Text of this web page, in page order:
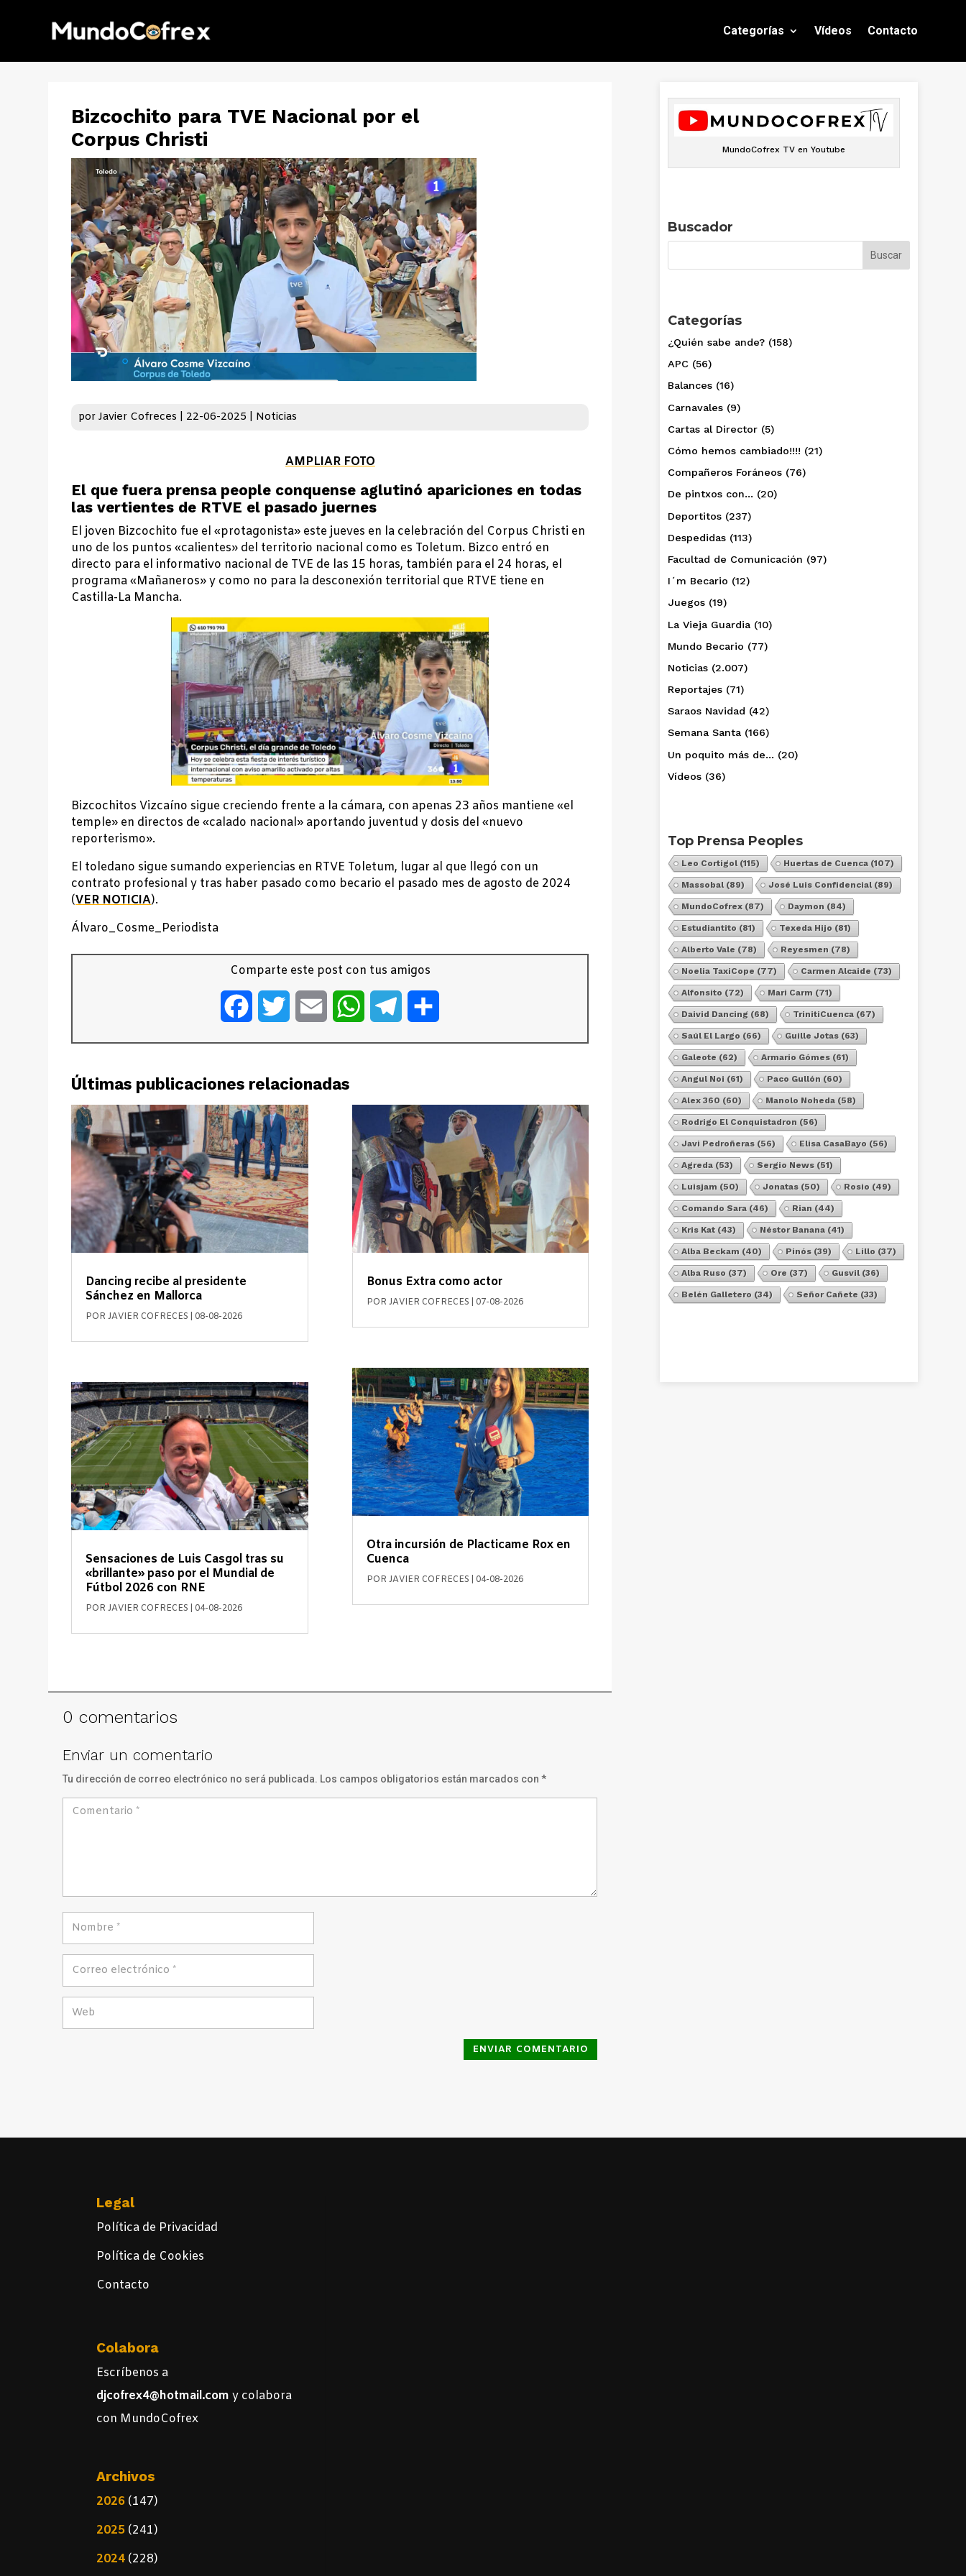
Categorías Vídeos Contacto
Bizcochito para TVE Nacional por el
Corpus Christi
porJavier Cofreces 22-06-2025 Noticias
AMPLIAR FOTO
El que fuera prensa people conquense aglutinó apariciones en todas
las vertientes de RTVE el pasado juernes
El joven Bizcochito fue el «protagonista» este jueves en la celebración del Corpus Christi en
uno de los puntos «calientes» del territorio nacional como es Toletum. Bizco entró en
directo para el informativo nacional de TVE de las 15 horas, también para el 24 horas, el
programa «Mañaneros» y como no para la desconexión territorial que RTVE tiene en
Castilla-La Mancha.
Bizcochitos Vizcaíno sigue creciendo frente a la cámara, con apenas 23 años mantiene «el
temple» en directos de «calado nacional» aportando juventud y dosis del «nuevo
reporterismo».
El toledano sigue sumando experiencias en RTVE Toletum, lugar al que llegó con un
contrato profesional y tras haber pasado como becario el pasado mes de agosto de 2024
(VER NOTICIA).
Álvaro_Cosme_Periodista
Comparte este post con tus amigos
FacebookTwitter Email WhatsAppTelegram
Últimas publicaciones relacionadas
Dancing recibe al presidente
Sánchez en Mallorca
PORJAVIER COFRECES 08-08-2026
Sensaciones de Luis Casgol tras su
«brillante» paso por el Mundial de
Fútbol 2026 con RNE
PORJAVIER COFRECES 04-08-2026
Bonus Extra como actor
POR JAVIER COFRECES 07-08-2026
Otra incursión de Placticame Rox en
Cuenca
POR JAVIER COFRECES 04-08-2026
0 comentarios
Enviar un comentario
Tu dirección de correo electrónico no será publicada. Los campos obligatorios están marcados con*
ENVIAR COMENTARIO
MundoCofrex TV en Youtube
Buscador
Categorías
¿Quién sabe ande? (158)
APC (56)
Balances (16)
Carnavales (9)
Cartas al Director (5)
Cómo hemos cambiado!!!! (21)
Compañeros Foráneos (76)
De pintxos con… (20)
Deportitos (237)
Despedidas (113)
Facultad de Comunicación (97)
I´m Becario (12)
Juegos (19)
La Vieja Guardia (10)
Mundo Becario (77)
Noticias (2.007)
Reportajes (71)
Saraos Navidad (42)
Semana Santa (166)
Un poquito más de… (20)
Vídeos (36)
Top Prensa Peoples
Leo Cortigol (115) Huertas de Cuenca (107)
Massobal (89) José Luis Confidencial (89)
MundoCofrex (87) Daymon (84)
Estudiantito (81) Texeda Hijo (81)
Alberto Vale (78) Reyesmen (78)
Noelia TaxiCope (77) Carmen Alcaide (73)
Alfonsito (72) Mari Carm (71)
Daivid Dancing (68) TrinitiCuenca (67)
Saúl El Largo (66) Guille Jotas (63)
Galeote (62) Armario Gómes (61)
Angul Noi (61) Paco Gullón (60)
Alex 360 (60) Manolo Noheda (58)
Rodrigo El Conquistadron (56)
Javi Pedroñeras (56) Elisa CasaBayo (56)
Agreda (53) Sergio News (51)
Luisjam (50) Jonatas (50) Rosio (49)
Comando Sara (46) Rian (44)
Kris Kat (43) Néstor Banana (41)
Alba Beckam (40) Pinós (39) Lillo (37)
Alba Ruso (37) Ore (37) Gusvil (36)
Belén Galletero (34) Señor Cañete (33)
Legal
Política de Privacidad
Política de Cookies
Contacto
Colabora
Escríbenos a
djcofrex4@hotmail.comy colabora
con MundoCofrex
Archivos
2026 (147)
2025 (241)
2024 (228)